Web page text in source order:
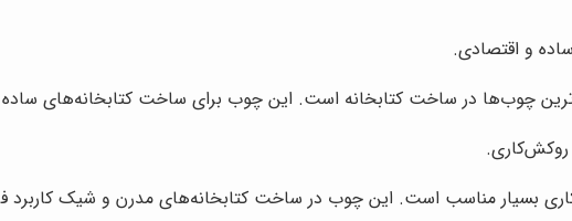
و اقتصادی.
چوب‌ها در ساخت کتابخانه است. این چوب برای ساخت کتابخانه‌های